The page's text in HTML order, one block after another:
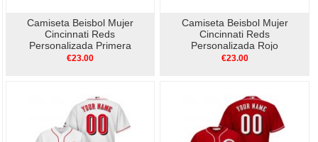
Camiseta Beisbol Mujer
Cincinnati Reds
Personalizada Primera
Blanco
€23.00
Camiseta Beisbol Mujer
Cincinnati Reds
Personalizada Rojo
€23.00